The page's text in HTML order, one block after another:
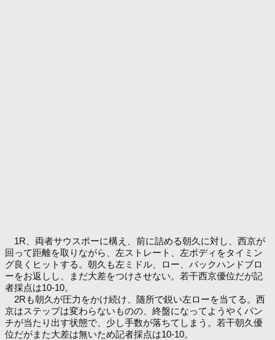
1R、両者サウスポーに構え、前に詰める朝久に対し、西京が
回って距離を取りながら、左ストレート、左ボディをタイミン
グ良くヒットする。朝久も左ミドル、ロー、バックハンドブロ
ーをお返しし、まだ大差をつけさせない。若干西京優位だが記
者採点は10-10。
2Rも朝久が圧力をかけ続け、随所で鋭い左ローを当てる。西
京はステップは変わらないものの、終盤になってようやくパン
チが当たり出す状態で、少し手数が落ちてしまう。若干朝久優
位だがまた大差は無いため記者採点は10-10。